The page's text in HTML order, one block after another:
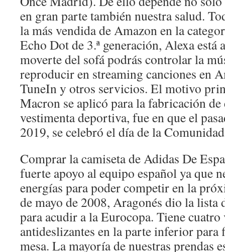
en gran parte también nuestra salud.
la más vendida de Amazon en la
Echo Dot de 3.ª generación, Alexa está
moverte del sofá podrás controlar la
reproducir en streaming canciones en
TuneIn y otros servicios. El motivo
Macron se aplicó para la fabricación de
vestimenta deportiva, fue en que el
2019, se celebró el día de la
Comprar la camiseta de Adidas De
fuerte apoyo al equipo español ya que
energías para poder competir en la
de mayo de 2008, Aragonés dio la lista
para acudir a la Eurocopa. Tiene cuatro
antideslizantes en la parte inferior para
mesa. La mayoría de nuestras prendas